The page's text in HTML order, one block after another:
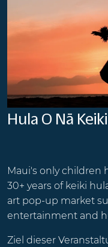
Hula O Nā Keiki
Maui's only children
30+ years of keiki
art pop-up market
entertainment and
Ziel dieser